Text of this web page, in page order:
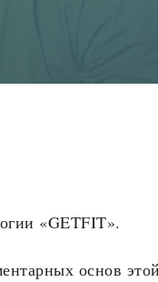
«GETFIT».
основ